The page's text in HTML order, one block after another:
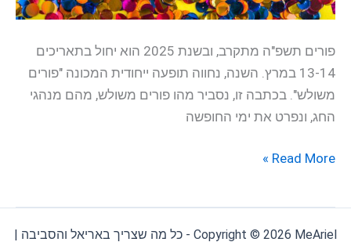
פורים תשפ"ה מתקרב, ובשנת 2025 הוא יחול בתאריכים
13-14 במרץ. השנה, נחווה תופעה ייחודית המכונה "פורים
משולש". בכתבה זו, נסביר מהו פורים משולש, מהם מנהגי
החג, ונפרט את ימי החופשה
Read More »
Copyright © 2026 MeAriel - כל מה שצריך באריאל והסביבה |